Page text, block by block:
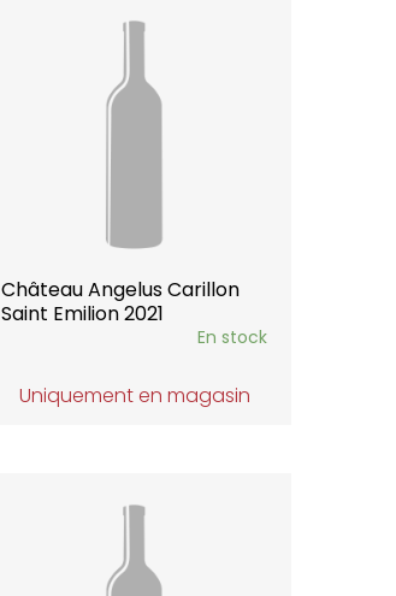
Château Angelus Carillon
Saint Emilion 2021
En stock
Uniquement en magasin